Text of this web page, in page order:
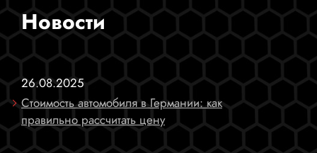
Новости
26.08.2025
Стоимость автомобиля в Германии: как
правильно рассчитать цену